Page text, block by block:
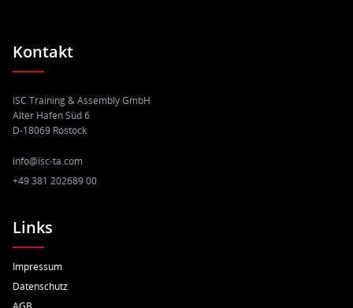
Kontakt
ISC Training & Assembly GmbH
Alter Hafen Süd 6
D-18069 Rostock
info@isc-ta.com
+49 381 202689 00
Links
Impressum
Datenschutz